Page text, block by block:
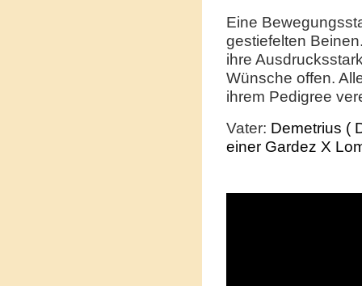
Eine
gestiefelten
ihre
Wünsche offen.
ihrem Pedigree
Vater: Demetrius (
einer Gardez X